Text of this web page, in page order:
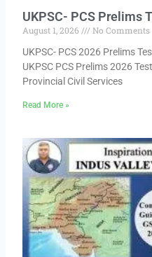
UKPSC- PCS Prelims
August 1, 2026
No Comments
UKPSC- PCS 2026 Prelims
UKPSC PCS Prelims 2026
Provincial Civil Services
Read More »